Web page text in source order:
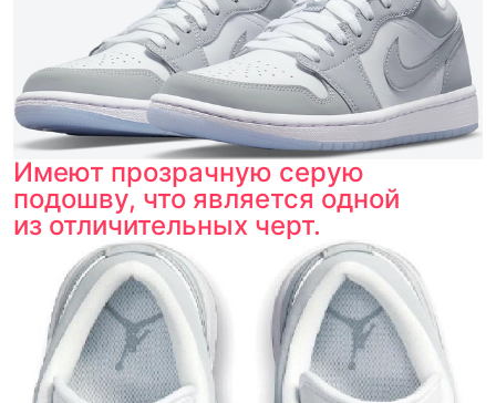
Имеют прозрачную серую
подошву, что является одной
из отличительных черт.